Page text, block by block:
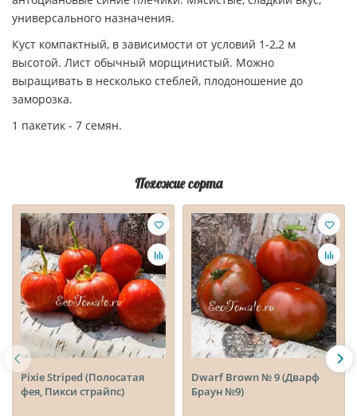
универсального назначения.
Куст компактный, в зависимости от условий 1-2,2 м
высотой. Лист обычный морщинистый. Можно
выращивать в несколько стеблей, плодоношение до
заморозка.
1 пакетик - 7 семян.
Похожие сорта
Pixie Striped (Полосатая
фея, Пикси страйпс)
Dwarf Brown № 9 (Дварф
Браун №9)